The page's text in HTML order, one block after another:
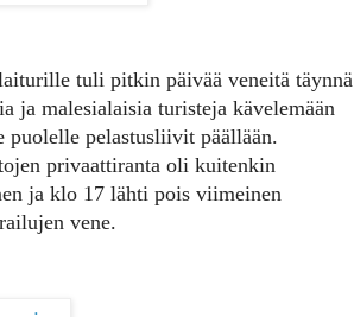
tuli pitkin päivää veneitä täynnä
ja malesialaisia turisteja kävelemään
puolelle pelastusliivit päällään.
privaattiranta oli kuitenkin
ja klo 17 lähti pois viimeinen
vene.